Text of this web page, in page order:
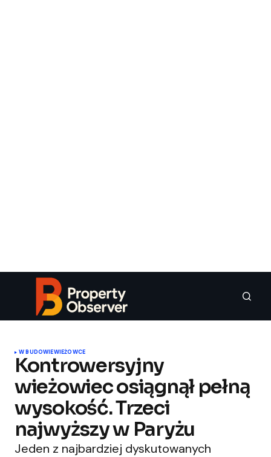
W BUDOWIEWIEŻOWCE
Kontrowersyjny
wieżowiec osiągnął pełną
wysokość. Trzeci
najwyższy w Paryżu
Jeden z najbardziej dyskutowanych